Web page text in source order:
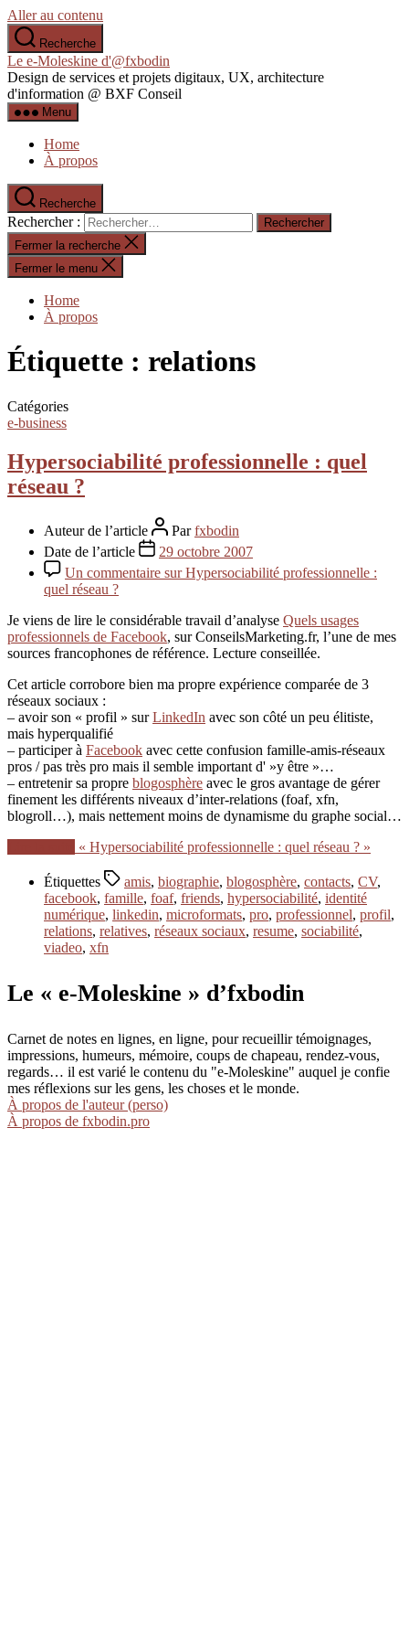
Aller au contenu
Recherche
Le e-Moleskine d'@fxbodin
Design de services et projets digitaux, UX, architecture
d'information @ BXF Conseil
Menu
Home
À propos
Recherche
Rechercher :
Fermer la recherche
Fermer le menu
Home
À propos
Étiquette : relations
Catégories
e-business
Hypersociabilité professionnelle : quel
réseau ?
Auteur de l’article Parfxbodin
Date de l’article
29 octobre 2007
Un commentaire sur Hypersociabilité professionnelle :
quel réseau ?
Je viens de lire le considérable travail d’analyse Quels usages
professionnels de Facebook, sur ConseilsMarketing.fr, l’une de mes
sources francophones de référence. Lecture conseillée.
Cet article corrobore bien ma propre expérience comparée de 3
réseaux sociaux :
– avoir son « profil » surLinkedIn avec son côté un peu élitiste,
mais hyperqualifié
– participer à Facebook avec cette confusion famille-amis-réseaux
pros / pas très pro mais il semble important d' »y être »…
– entretenir sa propre blogosphère avec le gros avantage de gérer
finement les différents niveaux d’inter-relations (foaf, xfn,
blogroll…), mais nettement moins de dynamisme du graphe social…
« Hypersociabilité professionnelle : quel réseau ? »
Étiquettes amis, biographie, blogosphère, contacts, CV,
facebook, famille, foaf, friends, hypersociabilité, identité
numérique, linkedin, microformats, pro, professionnel, profil,
relations, relatives, réseaux sociaux, resume, sociabilité,
viadeo, xfn
Le « e-Moleskine » d’fxbodin
Carnet de notes en lignes, en ligne, pour recueillir témoignages,
impressions, humeurs, mémoire, coups de chapeau, rendez-vous,
regards… il est varié le contenu du "e-Moleskine" auquel je confie
mes réflexions sur les gens, les choses et le monde.
À propos de l'auteur (perso)
À propos de fxbodin.pro